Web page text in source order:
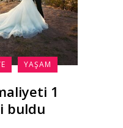
YAŞAM
1
buldu